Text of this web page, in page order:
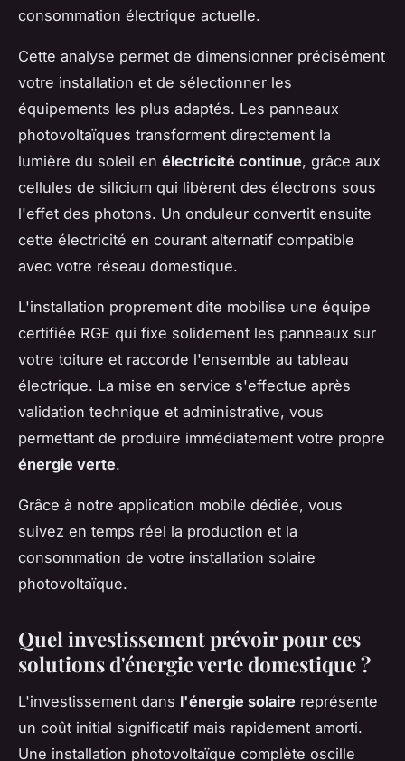
consommation électrique actuelle.
Cette analyse permet de dimensionner précisément
votre installation et de sélectionner les
équipements les plus adaptés. Les panneaux
photovoltaïques transforment directement la
lumière du soleil en électricité continue, grâce aux
cellules de silicium qui libèrent des électrons sous
l'effet des photons. Un onduleur convertit ensuite
cette électricité en courant alternatif compatible
avec votre réseau domestique.
L'installation proprement dite mobilise une équipe
certifiée RGE qui fixe solidement les panneaux sur
votre toiture et raccorde l'ensemble au tableau
électrique. La mise en service s'effectue après
validation technique et administrative, vous
permettant de produire immédiatement votre propre
énergie verte.
Grâce à notre application mobile dédiée, vous
suivez en temps réel la production et la
consommation de votre installation solaire
photovoltaïque.
Quel investissement prévoir pour ces
solutions d'énergie verte domestique ?
L'investissement dans l'énergie solaire représente
un coût initial significatif mais rapidement amorti.
Une installation photovoltaïque complète oscille